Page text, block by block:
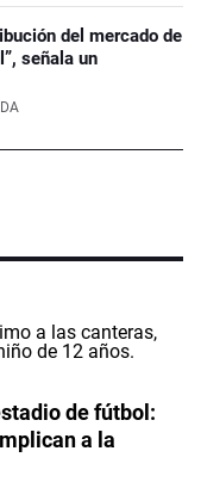
del mercado de
señala un
de fútbol:
a la